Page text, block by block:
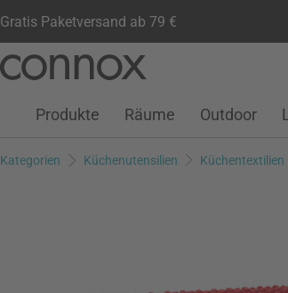
Gratis Paketversand ab 79 €
Seiteninhalt
Suchfeld
Kundenkonto
Wunschliste
Warenkorb
Produkte Räume Outdoor
Kategorien Küchenutensilien Küchentextilien